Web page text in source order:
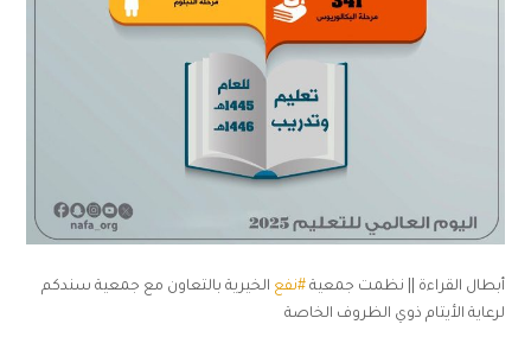
أبطال القراءة || نظمت جمعية #نفع الخيرية بالتعاون مع جمعية سندكم
لرعاية الأيتام ذوي الظروف الخاصة